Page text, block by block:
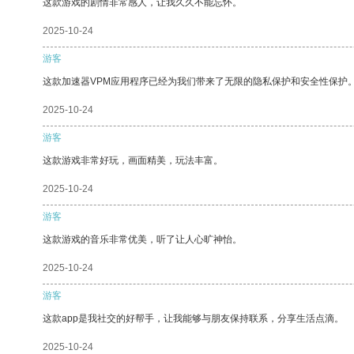
这款游戏的剧情非常感人，让我久久不能忘怀。
2025-10-24
游客
这款加速器VPM应用程序已经为我们带来了无限的隐私保护和安全性保护
2025-10-24
游客
这款游戏非常好玩，画面精美，玩法丰富。
2025-10-24
游客
这款游戏的音乐非常优美，听了让人心旷神怡。
2025-10-24
游客
这款app是我社交的好帮手，让我能够与朋友保持联系，分享生活点滴。
2025-10-24